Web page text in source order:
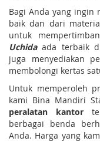
Bagi Anda yang ingin
baik dan dari
untuk
Uchidaada terbaik
juga menyediakan
membolongi kertas
Untuk memperoleh
kami Bina Mandiri
peralatan kantor
berbagai benda
Anda. Harga yang